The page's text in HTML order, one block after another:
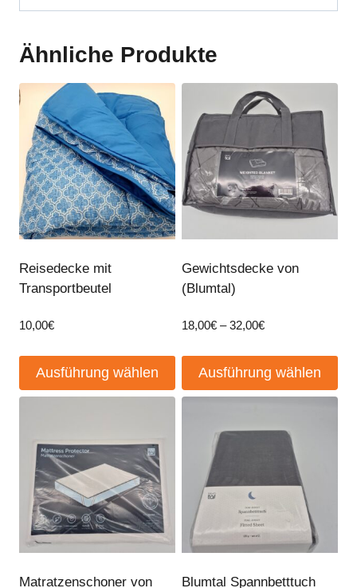
Ähnliche Produkte
Reisedecke mit
Transportbeutel
10,00€
Ausführung wählen
Dieses
weist
mehrere
Varianten
auf.
Die
Optionen
Gewichtsdecke von
(Blumtal)
18,00€ –32,00€Preisspanne:
32,00€
Ausführung wählen
Dieses
mehrere
Varianten
auf.
Die
Optionen
Matratzenschoner von
Blumtal Spannbetttuch